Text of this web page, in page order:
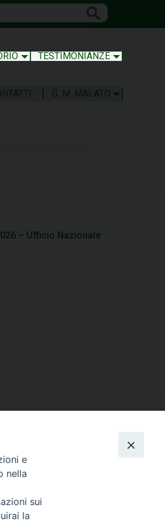
TESTIMONIANZE
G. M. MALATO
– Ufficio Nazionale
e
nella
sui
la